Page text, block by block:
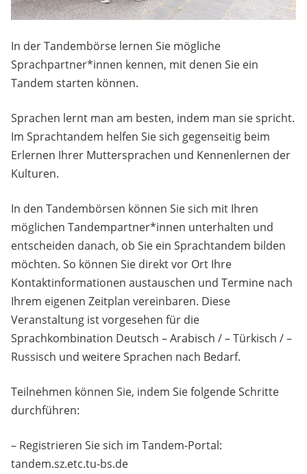
In der Tandembörse lernen Sie mögliche
Sprachpartner*innen kennen, mit denen Sie ein
Tandem starten können.
Sprachen lernt man am besten, indem man sie spricht.
Im Sprachtandem helfen Sie sich gegenseitig beim
Erlernen Ihrer Muttersprachen und Kennenlernen der
Kulturen.
In den Tandembörsen können Sie sich mit Ihren
möglichen Tandempartner*innen unterhalten und
entscheiden danach, ob Sie ein Sprachtandem bilden
möchten. So können Sie direkt vor Ort Ihre
Kontaktinformationen austauschen und Termine nach
Ihrem eigenen Zeitplan vereinbaren. Diese
Veranstaltung ist vorgesehen für die
Sprachkombination Deutsch – Arabisch / – Türkisch / –
Russisch und weitere Sprachen nach Bedarf.
Teilnehmen können Sie, indem Sie folgende Schritte
durchführen:
– Registrieren Sie sich im Tandem-Portal:
tandem.sz.etc.tu-bs.de